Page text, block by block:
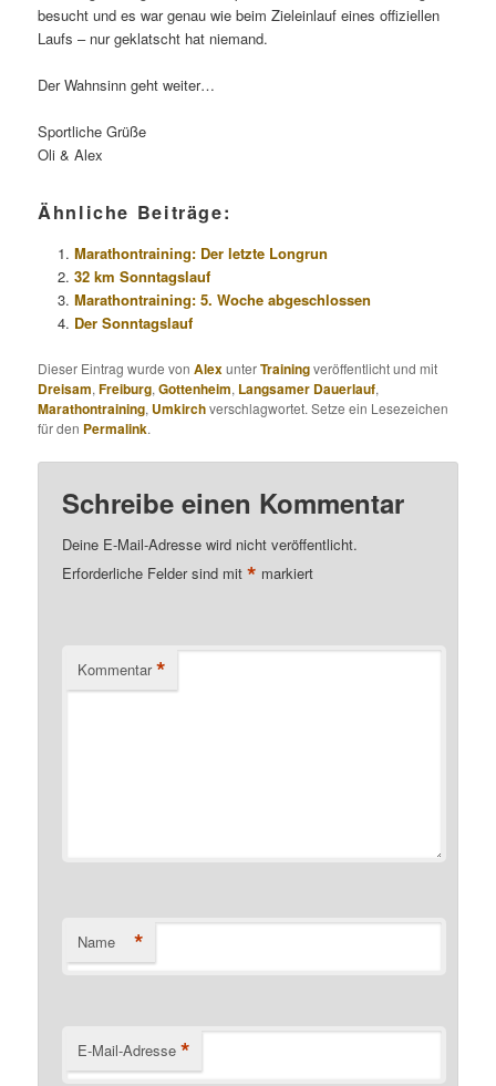
besucht und es war genau wie beim Zieleinlauf eines offiziellen
Laufs – nur geklatscht hat niemand.
Der Wahnsinn geht weiter…
Sportliche Grüße
Oli & Alex
Ähnliche Beiträge:
Marathontraining: Der letzte Longrun
32 km Sonntagslauf
Marathontraining: 5. Woche abgeschlossen
Der Sonntagslauf
Dieser Eintrag wurde vonAlexunterTrainingveröffentlicht und mit
Dreisam,Freiburg,Gottenheim, Langsamer Dauerlauf,
Marathontraining, Umkirchverschlagwortet. Setze ein Lesezeichen
für den Permalink.
Schreibe einen Kommentar
Deine E-Mail-Adresse wird nicht veröffentlicht.
Erforderliche Felder sind mit* markiert
Kommentar *
Name *
E-Mail-Adresse *